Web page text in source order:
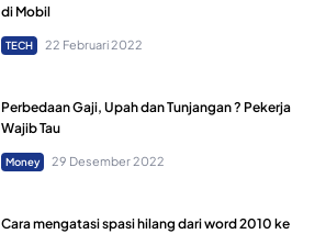
di Mobil
TECH 22 Februari 2022
Perbedaan Gaji, Upah dan Tunjangan ? Pekerja
Wajib Tau
Money 29 Desember 2022
Cara mengatasi spasi hilang dari word 2010 ke